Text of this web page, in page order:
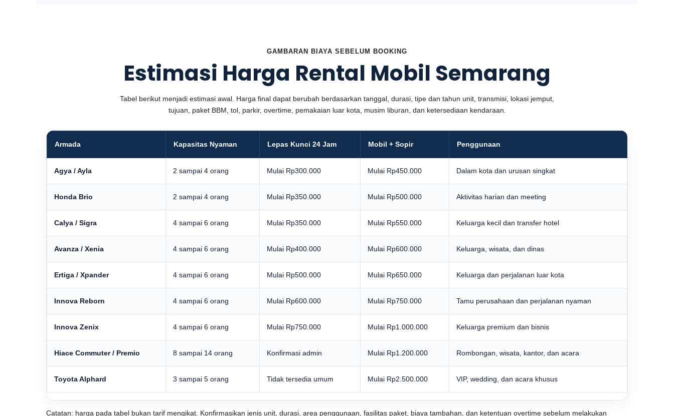
GAMBARAN BIAYA SEBELUM BOOKING
Estimasi Harga Rental Mobil Semarang
Tabel berikut menjadi estimasi awal. Harga final dapat berubah berdasarkan tanggal, durasi, tipe dan tahun unit, transmisi, lokasi jemput,
tujuan, paket BBM, tol, parkir, overtime, pemakaian luar kota, musim liburan, dan ketersediaan kendaraan.
Armada Kapasitas Nyaman Lepas Kunci 24 Jam Mobil + Sopir Penggunaan
Agya / Ayla 2 sampai 4 orang Mulai Rp300.000 Mulai Rp450.000 Dalam kota dan urusan singkat
Honda Brio 2 sampai 4 orang Mulai Rp350.000 Mulai Rp500.000 Aktivitas harian dan meeting
Calya / Sigra 4 sampai 6 orang Mulai Rp350.000 Mulai Rp550.000 Keluarga kecil dan transfer hotel
Avanza / Xenia 4 sampai 6 orang Mulai Rp400.000 Mulai Rp600.000 Keluarga, wisata, dan dinas
Ertiga / Xpander 4 sampai 6 orang Mulai Rp500.000 Mulai Rp650.000 Keluarga dan perjalanan luar kota
Innova Reborn 4 sampai 6 orang Mulai Rp600.000 Mulai Rp750.000 Tamu perusahaan dan perjalanan nyaman
Innova Zenix 4 sampai 6 orang Mulai Rp750.000 Mulai Rp1.000.000 Keluarga premium dan bisnis
Hiace Commuter / Premio 8 sampai 14 orang Konfirmasi admin Mulai Rp1.200.000 Rombongan, wisata, kantor, dan acara
Toyota Alphard 3 sampai 5 orang Tidak tersedia umum Mulai Rp2.500.000 VIP, wedding, dan acara khusus
Catatan: harga pada tabel bukan tarif mengikat. Konfirmasikan jenis unit, durasi, area penggunaan, fasilitas paket, biaya tambahan, dan ketentuan overtime sebelum melakukan